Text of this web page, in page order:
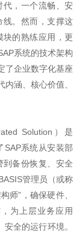
代，一个流畅、安
线。然而，支撑这
的熟练应用，更
系统的技术架构
了企业数字化基座
涵、核心价值、
Solution）是
SAP系统从安装部
备份恢复、安全
管理员（或称
师”，确保硬件、
为上层业务应用
全的运行环境。